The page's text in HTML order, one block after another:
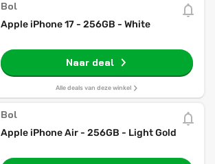
Bol
Apple iPhone 17 - 256GB - White
Naar deal
Alle deals van deze winkel
Bol
Apple iPhone Air - 256GB - Light Gold